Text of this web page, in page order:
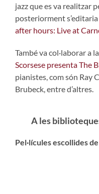
jazz que es va realitzar
posteriorment
after hours: Live at
També va col·laborar a
Scorsese presenta The
pianistes, com són Ray
Brubeck, entre d’altres.
A les
Pel·lícules escollides